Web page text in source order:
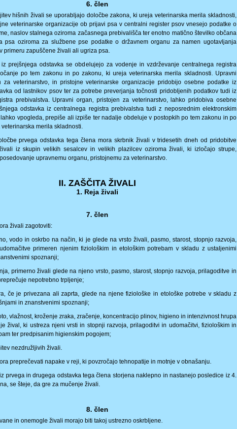
6. člen
hišnih živali se uporabljajo določbe zakona, ki ureja veterinarska merila skladnosti,
veterinarske organizacije ob prijavi psa v centralni register psov vnesejo podatke o
naslov stalnega oziroma začasnega prebivališča ter enotno matično številko občana
psa oziroma za službene pse podatke o državnem organu za namen ugotavljanja
primeru zapuščene živali ali ugriza psa.
prejšnjega odstavka se obdelujejo za vodenje in vzdrževanje centralnega registra
po tem zakonu in po zakonu, ki ureja veterinarska merila skladnosti. Upravni
za veterinarstvo, in pristojne veterinarske organizacije pridobijo osebne podatke iz
od lastnikov psov ter za potrebe preverjanja točnosti pridobljenih podatkov tudi iz
prebivalstva. Upravni organ, pristojen za veterinarstvo, lahko pridobiva osebne
odstavka iz centralnega registra prebivalstva tudi z neposrednim elektronskim
vpogleda, prepiše ali izpiše ter nadalje obdeluje v postopkih po tem zakonu in po
merila skladnosti.
prvega odstavka tega člena mora skrbnik živali v tridesetih dneh od pridobitve
iz skupin velikih sesalcev in velikih plazilcev oziroma živali, ki izločajo strupe,
upravnemu organu, pristojnemu za veterinarstvo.
II. ZAŠČITA ŽIVALI
1. Reja živali
7. člen
živali zagotoviti:
vodo in oskrbo na način, ki je glede na vrsto živali, pasmo, starost, stopnjo razvoja,
primeren njenim fiziološkim in etološkim potrebam v skladu z ustaljenimi
spoznanji;
primerno živali glede na njeno vrsto, pasmo, starost, stopnjo razvoja, prilagoditve in
nepotrebno trpljenje;
če je privezana ali zaprta, glede na njene fiziološke in etološke potrebe v skladu z
in znanstvenimi spoznanji;
vlažnost, kroženje zraka, zračenje, koncentracijo plinov, higieno in intenzivnost hrupa
žival, ki ustreza njeni vrsti in stopnji razvoja, prilagoditvi in udomačitvi, fiziološkim in
ter predpisanim higienskim pogojem;
nezdružljivih živali.
preprečevati napake v reji, ki povzročajo tehnopatije in motnje v obnašanju.
prvega in drugega odstavka tega člena storjena naklepno in nastanejo posledice iz 4.
se šteje, da gre za mučenje živali.
8. člen
in onemogle živali morajo biti takoj ustrezno oskrbljene.